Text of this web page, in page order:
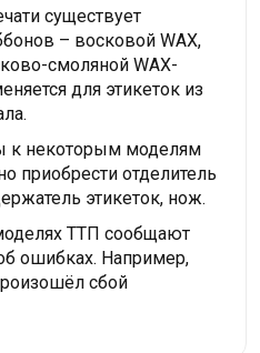
существует
– восковой WAX,
смоляной WAX-
для этикеток из
к некоторым моделям
приобрести отделитель
этикеток, нож.
ТТП сообщают
ошибках. Например,
сбой